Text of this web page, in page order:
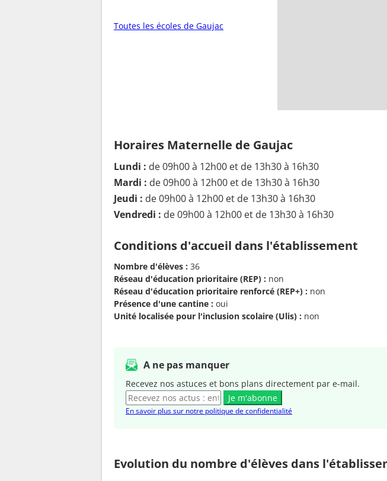
Toutes les écoles de Gaujac
Horaires Maternelle de Gaujac
Lundi : de 09h00 à 12h00 et de 13h30 à 16h30
Mardi : de 09h00 à 12h00 et de 13h30 à 16h30
Jeudi : de 09h00 à 12h00 et de 13h30 à 16h30
Vendredi : de 09h00 à 12h00 et de 13h30 à 16h30
Conditions d'accueil dans l'établissement
Nombre d'élèves : 36
Réseau d'éducation prioritaire (REP) : non
Réseau d'éducation prioritaire renforcé (REP+) : non
Présence d'une cantine : oui
Unité localisée pour l'inclusion scolaire (Ulis) : non
A ne pas manquer
Recevez nos astuces et bons plans directement par e-mail.
Je m'abonne
En savoir plus sur notre politique de confidentialité
Evolution du nombre d'élèves dans